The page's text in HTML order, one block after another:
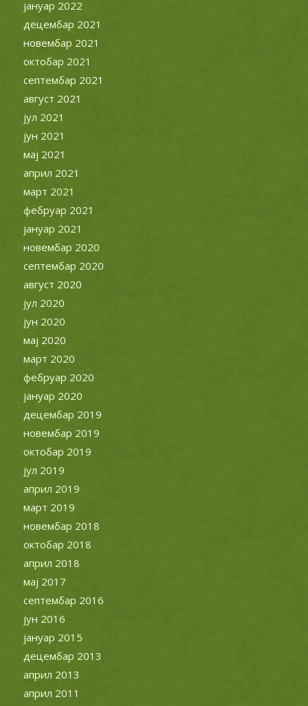
јануар 2022
децембар 2021
новембар 2021
октобар 2021
септембар 2021
август 2021
јул 2021
јун 2021
мај 2021
април 2021
март 2021
фебруар 2021
јануар 2021
новембар 2020
септембар 2020
август 2020
јул 2020
јун 2020
мај 2020
март 2020
фебруар 2020
јануар 2020
децембар 2019
новембар 2019
октобар 2019
јул 2019
април 2019
март 2019
новембар 2018
октобар 2018
април 2018
мај 2017
септембар 2016
јун 2016
јануар 2015
децембар 2013
април 2013
април 2011